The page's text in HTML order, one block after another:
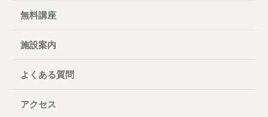
無料講座
施設案内
よくある質問
アクセス